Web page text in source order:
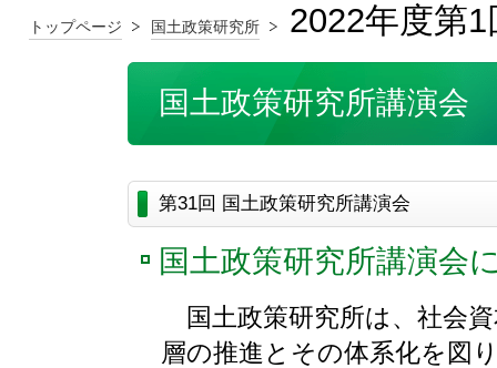
トップページ 国土政策研究所 2022年度第
国土政策研究所講演会
第31回 国土政策研究所講演会
国土政策研究所講演会
国土政策研究所は、社会
層の推進とその体系化を図